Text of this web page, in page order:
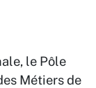
le Pôle
Métiers de